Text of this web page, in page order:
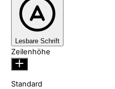
Lesbare Schrift
Zeilenhöhe
Standard